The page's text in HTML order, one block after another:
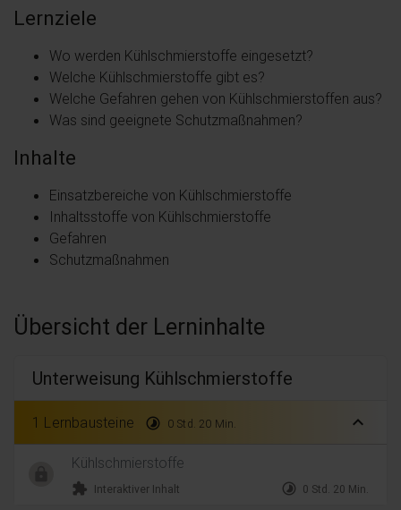
Lernziele
Wo werden Kühlschmierstoffe eingesetzt?
Welche Kühlschmierstoffe gibt es?
Welche Gefahren gehen von Kühlschmierstoffen aus?
Was sind geeignete Schutzmaßnahmen?
Inhalte
Einsatzbereiche von Kühlschmierstoffe
Inhaltsstoffe von Kühlschmierstoffe
Gefahren
Schutzmaßnahmen
Übersicht der Lerninhalte
Unterweisung Kühlschmierstoffe
1 Lernbausteine timelapse 0 Std. 20 Min. expand_less
Kühlschmierstoffe
extension Interaktiver Inhalt timelapse 0 Std. 20 Min.